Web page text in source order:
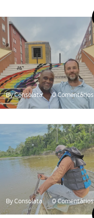
By Consolata 0 Comentários
By Consolata 0 Comentários